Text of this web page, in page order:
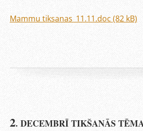
Mammu tiksanas_11.11.doc (82 kB)
2. DECEMBRĪ TIKŠANĀS